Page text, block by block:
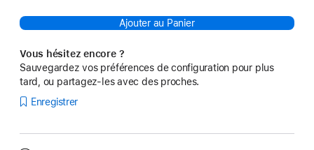
Ajouter au Panier
Vous hésitez encore ?
Sauvegardez vos préférences de configuration pour plus
tard, ou partagez-les avec des proches.
Enregistrer